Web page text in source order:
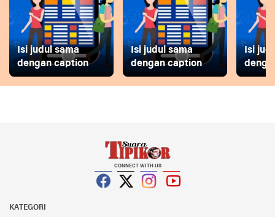
Isi judul sama
dengan caption
Isi judul sama
dengan caption
Isi
CONNECT WITH US
KATEGORI